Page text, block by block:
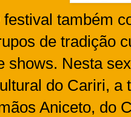
festival também
de tradição
shows. Nesta
do Cariri, a
Aniceto, do